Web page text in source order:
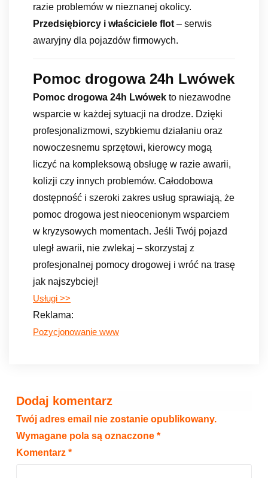
razie problemów w nieznanej okolicy.
Przedsiębiorcy i właściciele flot – serwis
awaryjny dla pojazdów firmowych.
Pomoc drogowa 24h Lwówek
Pomoc drogowa 24h Lwówek to niezawodne
wsparcie w każdej sytuacji na drodze. Dzięki
profesjonalizmowi, szybkiemu działaniu oraz
nowoczesnemu sprzętowi, kierowcy mogą
liczyć na kompleksową obsługę w razie awarii,
kolizji czy innych problemów. Całodobowa
dostępność i szeroki zakres usług sprawiają, że
pomoc drogowa jest nieocenionym wsparciem
w kryzysowych momentach. Jeśli Twój pojazd
uległ awarii, nie zwlekaj – skorzystaj z
profesjonalnej pomocy drogowej i wróć na trasę
jak najszybciej!
Usługi >>
Reklama:
Pozycjonowanie www
Dodaj komentarz
Twój adres email nie zostanie opublikowany.
Wymagane pola są oznaczone *
Komentarz *